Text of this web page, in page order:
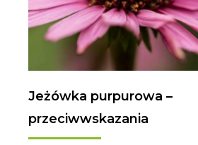
Jeżówka purpurowa –
przeciwwskazania